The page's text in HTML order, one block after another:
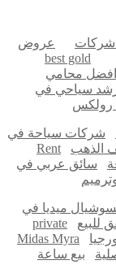
شركات
عروض
best gold
افضل محامي
سياحي في
رولكس
شركات سياحة في
الذهب
Rent
سائق عربي في
ميديا في
للبيع
private
Midas Myra
بيع ساعة